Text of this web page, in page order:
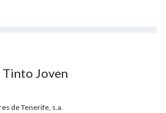
Joven
de Tenerife, s.a.